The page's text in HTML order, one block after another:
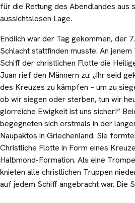
für die Rettung des Abendlandes aus
aussichtslosen Lage.
Endlich war der Tag gekommen, der
Schlacht stattfinden musste. An
Schiff der christlichen Flotte die
Juan rief den Männern zu: „Ihr seid
des Kreuzes zu kämpfen – um zu
ob wir siegen oder sterben, tun wir
glorreiche Ewigkeit ist uns sicher!“
begegneten sich erstmals in der
Naupaktos in Griechenland. Sie
Christliche Flotte in Form eines
Halbmond-Formation. Als eine
knieten alle christlichen Truppen
auf jedem Schiff angebracht war. Die